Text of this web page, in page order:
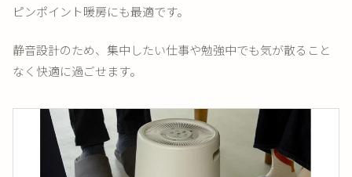
ピンポイント暖房にも最適です。
静音設計のため、集中したい仕事や勉強中でも気が散ること
なく快適に過ごせます。